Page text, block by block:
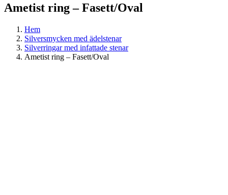
Ametist ring – Fasett/Oval
Hem
Silversmycken med ädelstenar
Silverringar med infattade stenar
Ametist ring – Fasett/Oval